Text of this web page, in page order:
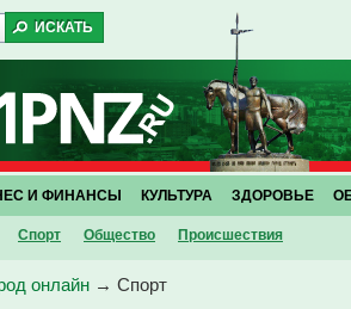
Спорт Общество Проиcшествия
И ФИНАНСЫ КУЛЬТУРА ЗДОРОВЬЕ
онлайн → Спорт